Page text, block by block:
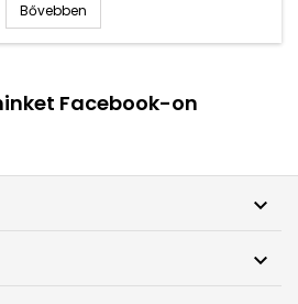
Bővebben
Facebook-on

